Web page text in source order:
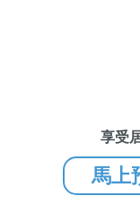
享受
馬上